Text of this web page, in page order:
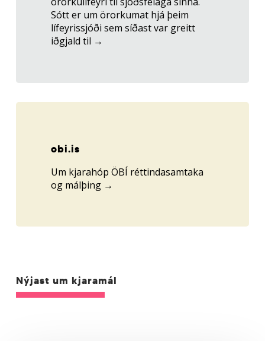
Sótt er um örorkumat hjá þeim
lífeyrissjóði sem síðast var greitt
iðgjald til →
obi.is
Um kjarahóp ÖBÍ réttindasamtaka
og málþing →
Tengill
Nýjast um kjaramál